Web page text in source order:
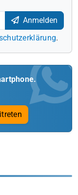
Anmelden
.